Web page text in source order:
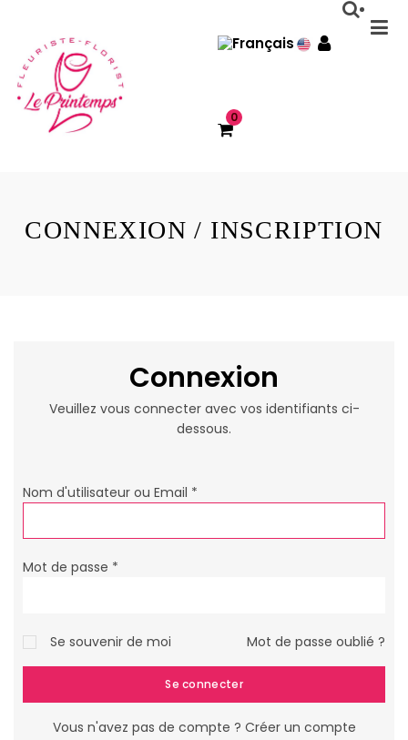
0
CONNEXION / INSCRIPTION
Connexion
Veuillez vous connecter avec vos identifiants ci-
dessous.
Nom d'utilisateur ou Email *
Mot de passe *
Se souvenir de moi Mot de passe oublié ?
Se connecter
Vous n'avez pas de compte ? Créer un compte